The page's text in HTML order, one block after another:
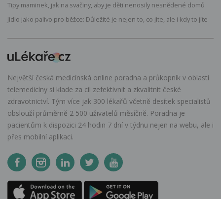
Tipy maminek, jak na svačiny, aby je děti nenosily nesnědené domů
Jídlo jako palivo pro běžce: Důležité je nejen to, co jíte, ale i kdy to jíte
Největší česká medicínská online poradna a průkopník v oblasti
telemedicíny si klade za cíl zefektivnit a zkvalitnit české
zdravotnictví. Tým více jak 300 lékařů včetně desítek specialistů
obslouží průměrně 2 500 uživatelů měsíčně. Poradna je
pacientům k dispozici 24 hodin 7 dní v týdnu nejen na webu, ale i
přes mobilní aplikaci.